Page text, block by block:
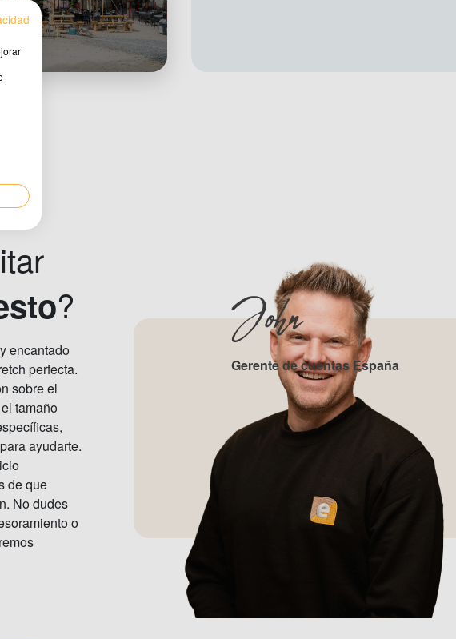
?
encantado
perfecta.
sobre el
tamaño
ayudarte.
de que
No dudes
o
John
Gerente de cuentas España